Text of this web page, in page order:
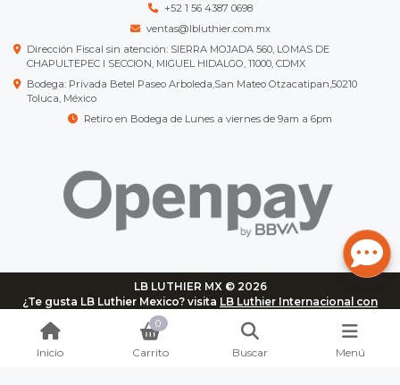
+52 1 56 4387 0698
ventas@lbluthier.com.mx
Dirección Fiscal sin atención: SIERRA MOJADA 560, LOMAS DE
CHAPULTEPEC I SECCION, MIGUEL HIDALGO, 11000, CDMX
Bodega: Privada Betel Paseo Arboleda,San Mateo Otzacatipan,50210
Toluca, México
Retiro en Bodega de Lunes a viernes de 9am a 6pm
LB LUTHIER MX © 2026
¿Te gusta LB Luthier Mexico? visita LB Luthier Internacional con
más de 3.000 productos disponibles
Inicio
0
Carrito Buscar Menú